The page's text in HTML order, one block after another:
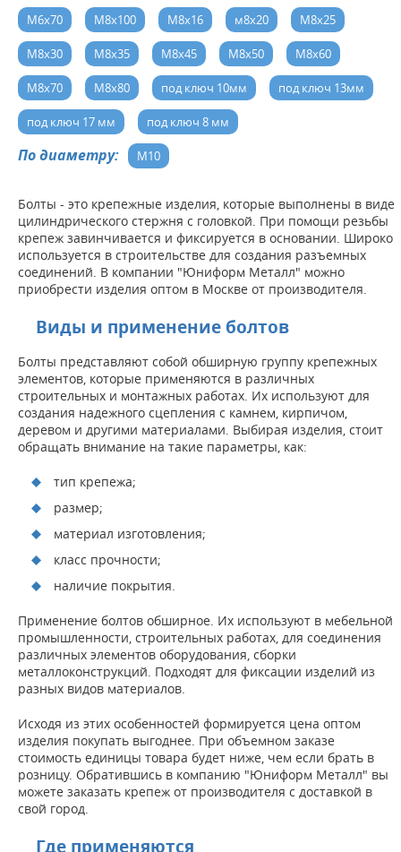
М6х70 М8х100 М8х16 м8х20 М8х25
М8х30 М8х35 М8х45 М8х50 М8х60
М8х70 М8х80 под ключ 10мм под ключ 13мм
под ключ 17 мм под ключ 8 мм
По диаметру: М10
Болты - это крепежные изделия, которые выполнены в виде
цилиндрического стержня с головкой. При помощи резьбы
крепеж завинчивается и фиксируется в основании. Широко
используется в строительстве для создания разъемных
соединений. В компании "Юниформ Металл" можно
приобрести изделия оптом в Москве от производителя.
Виды и применение болтов
Болты представляют собой обширную группу крепежных
элементов, которые применяются в различных
строительных и монтажных работах. Их используют для
создания надежного сцепления с камнем, кирпичом,
деревом и другими материалами. Выбирая изделия, стоит
обращать внимание на такие параметры, как:
тип крепежа;
размер;
материал изготовления;
класс прочности;
наличие покрытия.
Применение болтов обширное. Их используют в мебельной
промышленности, строительных работах, для соединения
различных элементов оборудования, сборки
металлоконструкций. Подходят для фиксации изделий из
разных видов материалов.
Исходя из этих особенностей формируется цена оптом
изделия покупать выгоднее. При объемном заказе
стоимость единицы товара будет ниже, чем если брать в
розницу. Обратившись в компанию "Юниформ Металл" вы
можете заказать крепеж от производителя с доставкой в
свой город.
Где применяются